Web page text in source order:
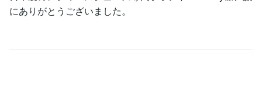
にありがとうございました。